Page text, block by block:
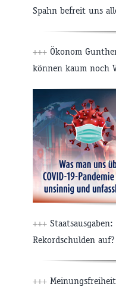
Spahn befreit uns
+++ Ökonom
können kaum noch
+++
Rekordschulden auf?
+++